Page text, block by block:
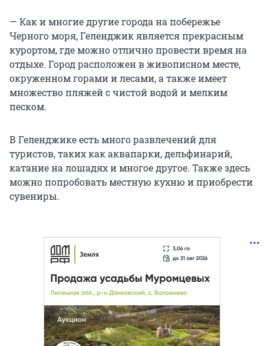
— Как и многие другие города на побережье
Черного моря, Геленджик является прекрасным
курортом, где можно отлично провести время на
отдыхе. Город расположен в живописном месте,
окруженном горами и лесами, а также имеет
множество пляжей с чистой водой и мелким
песком.
В Геленджике есть много развлечений для
туристов, таких как аквапарки, дельфинарий,
катание на лошадях и многое другое. Также здесь
можно попробовать местную кухню и приобрести
сувениры.